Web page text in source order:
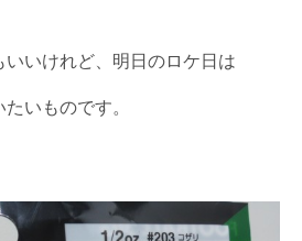
いけれど、明日のロケ日は
いものです。